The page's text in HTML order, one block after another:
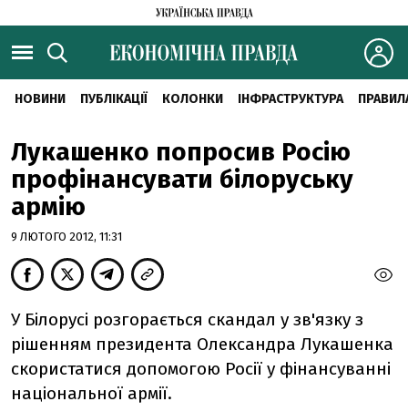
НОВИНИ ПУБЛІКАЦІЇ КОЛОНКИ ІНФРАСТРУКТУРА
Лукашенко попросив Росію
профінансувати білоруську
армію
9 ЛЮТОГО 2012, 11:31
У Білорусі розгорається скандал у зв'язку з
рішенням президента Олександра Лукашенка
скористатися допомогою Росії у фінансуванні
національної армії.